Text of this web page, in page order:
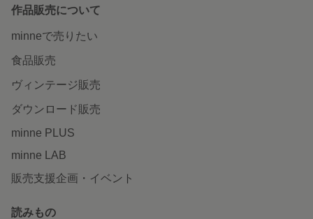
作品販売について
minneで売りたい
食品販売
ヴィンテージ販売
ダウンロード販売
minne PLUS
minne LAB
販売支援企画・イベント
読みもの